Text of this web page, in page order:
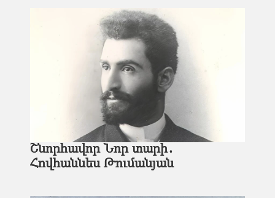
Շնորհավոր Նոր տարի․
Հովհաննես Թումանյան